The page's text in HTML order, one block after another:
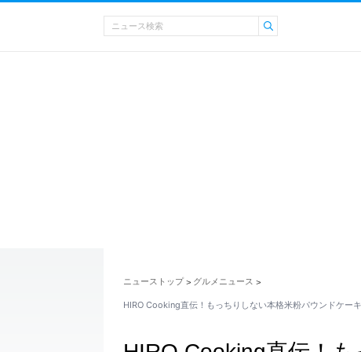
ニューストップ > グルメニュース >
HIRO Cooking直伝！もっちりしない本格米粉パウンドケーキ